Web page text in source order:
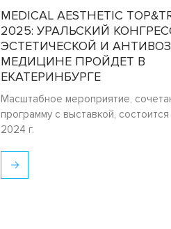
MEDICAL AESTHETIC
2025: УРАЛЬСКИЙ
ЭСТЕТИЧЕСКОЙ И
МЕДИЦИНЕ ПРОЙДЕТ В
ЕКАТЕРИНБУРГЕ
Масштабное мероприятие,
программу с выставкой,
2024 г.